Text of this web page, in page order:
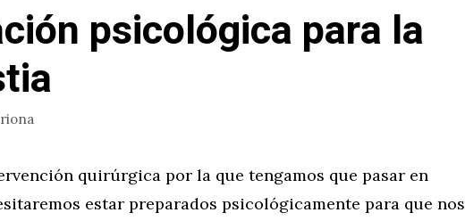
psicológica para la
quirúrgica por la que tengamos que pasar en
estar preparados psicológicamente para que nos